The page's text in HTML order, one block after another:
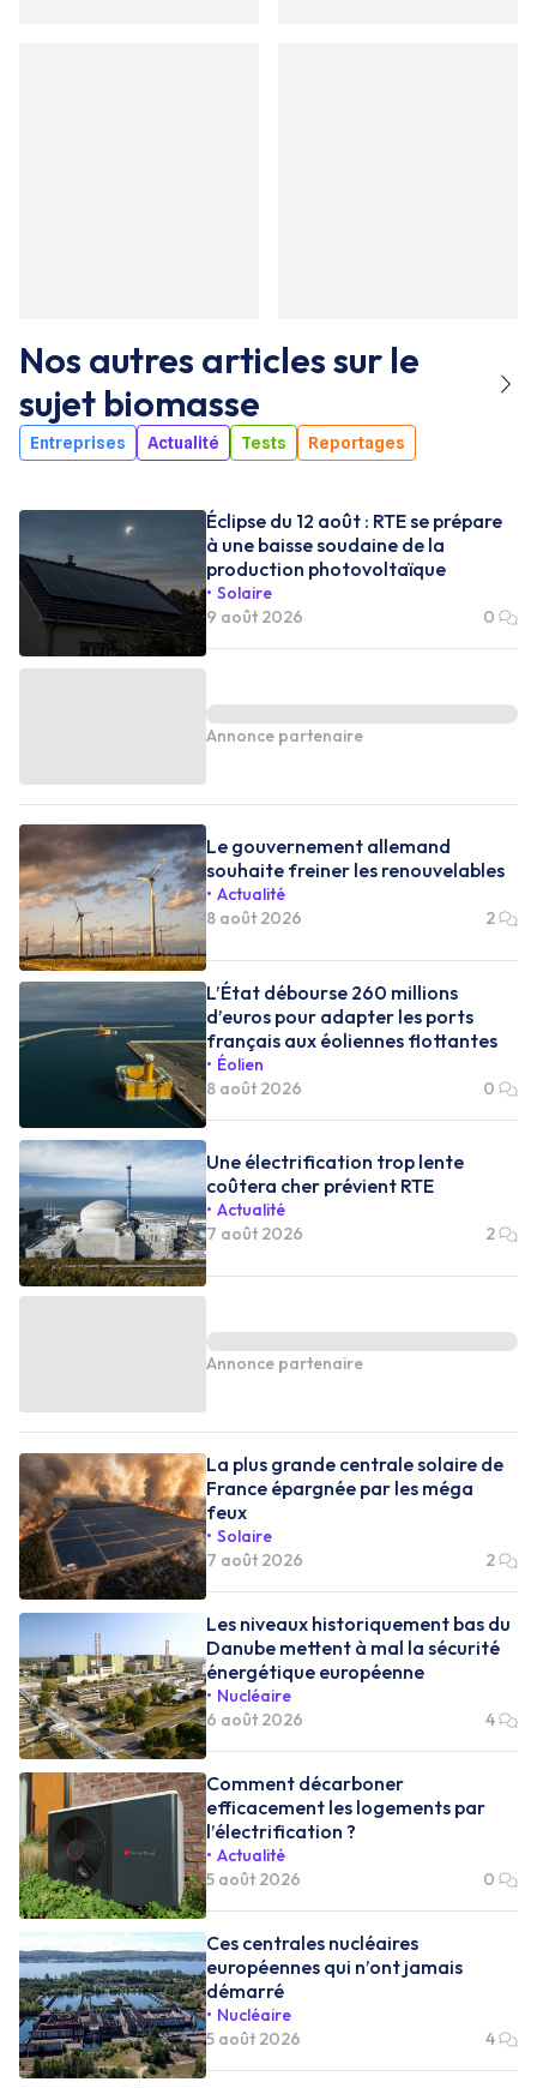
Nos autres articles sur le
sujet biomasse
Entreprises Actualité Tests Reportages
Éclipse du 12 août : RTE se prépare
à une baisse soudaine de la
production photovoltaïque
Solaire
9 août 2026
0
Annonce partenaire
Le gouvernement allemand
souhaite freiner les renouvelables
Actualité
8 août 2026
2
L’État débourse 260 millions
d’euros pour adapter les ports
français aux éoliennes flottantes
Éolien
8 août 2026
0
Une électrification trop lente
coûtera cher prévient RTE
Actualité
7 août 2026
2
Annonce partenaire
La plus grande centrale solaire de
France épargnée par les méga
feux
Solaire
7 août 2026
2
Les niveaux historiquement bas du
Danube mettent à mal la sécurité
énergétique européenne
Nucléaire
6 août 2026
4
Comment décarboner
efficacement les logements par
l’électrification ?
Actualité
5 août 2026
0
Ces centrales nucléaires
européennes qui n’ont jamais
démarré
Nucléaire
5 août 2026
4